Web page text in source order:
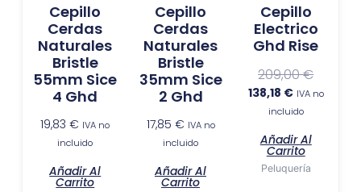
Cepillo
Cerdas
Naturales
Bristle
55mm Sice
4 Ghd
19,83€ IVA no
incluido
Añadir Al
Carrito
Cepillo
Cerdas
Naturales
Bristle
35mm Sice
2 Ghd
17,85 € IVA no
incluido
Añadir Al
Carrito
Cepillo
Electrico
Ghd Rise
209,00€
138,18 € IVA no
incluido
Añadir Al
Carrito
Peluquería